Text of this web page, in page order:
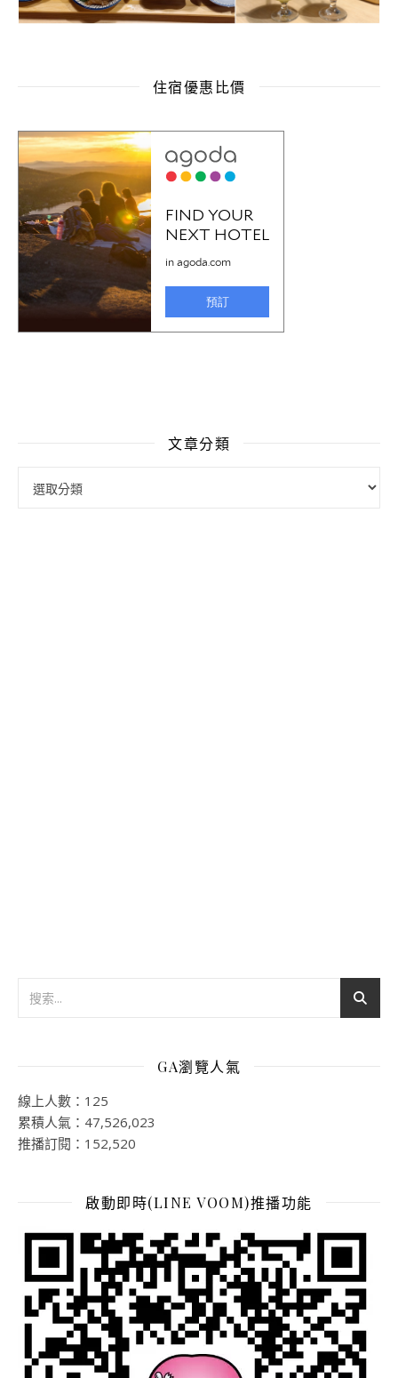
住宿優惠比價
文章分類
GA瀏覽人氣
線上人數：125
累積人氣：47,526,023
推播訂閱：152,520
啟動即時(LINE VOOM)推播功能